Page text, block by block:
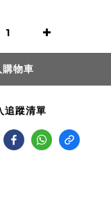
購物車
追蹤清單